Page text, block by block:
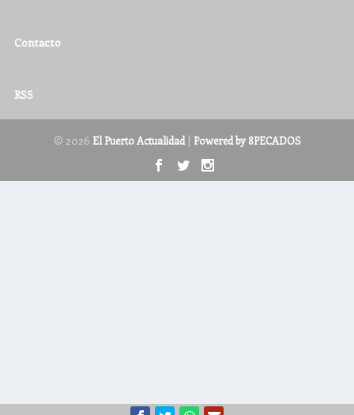
Contacto
RSS
© 2026 El Puerto Actualidad| Powered by 8PECADOS